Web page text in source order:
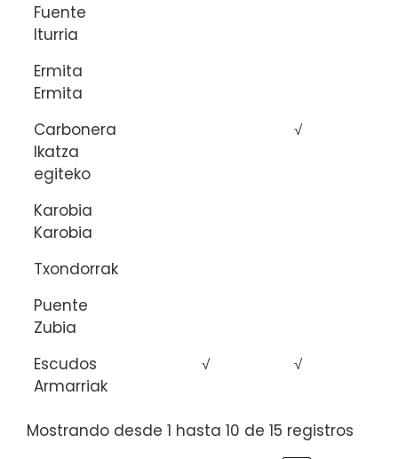
Fuente
Iturria
Ermita
Ermita
Carbonera
Ikatza
egiteko
√
Karobia
Karobia
Txondorrak
Puente
Zubia
Escudos
Armarriak
√ √
Mostrando desde 1 hasta 10 de 15 registros